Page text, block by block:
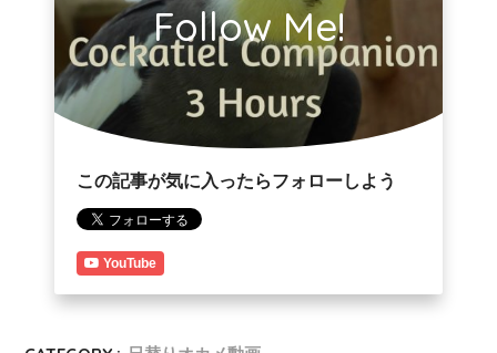
Follow Me!
この記事が気に入ったらフォローしよう
YouTube